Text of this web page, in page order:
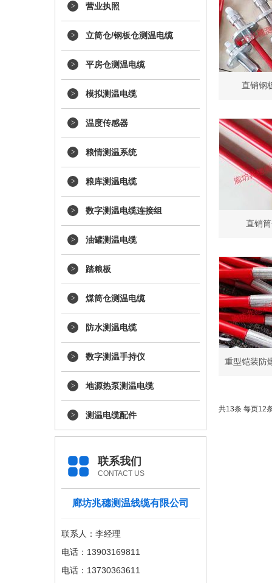
直销钢
直销
重型铠装防
共13条 每页12
营业执照
立筒仓/钢板仓测温电缆
平房仓测温电缆
模拟测温电缆
温度传感器
粮情测温系统
粮库测温电缆
数字测温电缆连接组
油罐测温电缆
踏粮板
煤筒仓测温电缆
防水测温电缆
数字测温手持仪
地源热泵测温电缆
测温电缆配件
联系我们
CONTACT US
廊坊兆穗测温线缆有限公司
联系人：李经理
电话：13903169811
电话：13730363611